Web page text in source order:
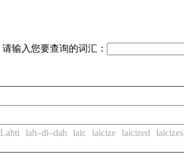
请输入您要查询的词汇：
Lahti lah–di–dah laic laicize laicized laicizes